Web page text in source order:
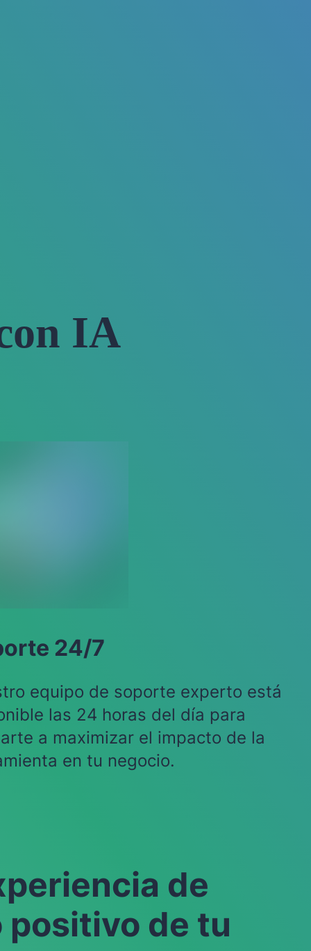
IA
24/7
equipo de soporte experto está
las 24 horas del día para
a maximizar el impacto de la
en tu negocio.
de
positivo de tu